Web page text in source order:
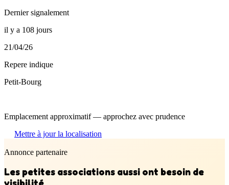
Dernier signalement
il y a 108 jours
21/04/26
Repere indique
Petit-Bourg
Emplacement approximatif — approchez avec prudence
Mettre à jour la localisation
Annonce partenaire
Les petites associations aussi ont besoin de